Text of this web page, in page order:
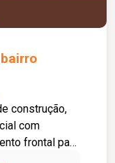
construção,
com
frontal para